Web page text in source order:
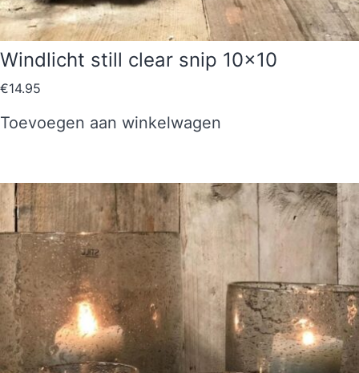
Windlicht still clear snip 10×10
€14.95
Toevoegen aan winkelwagen